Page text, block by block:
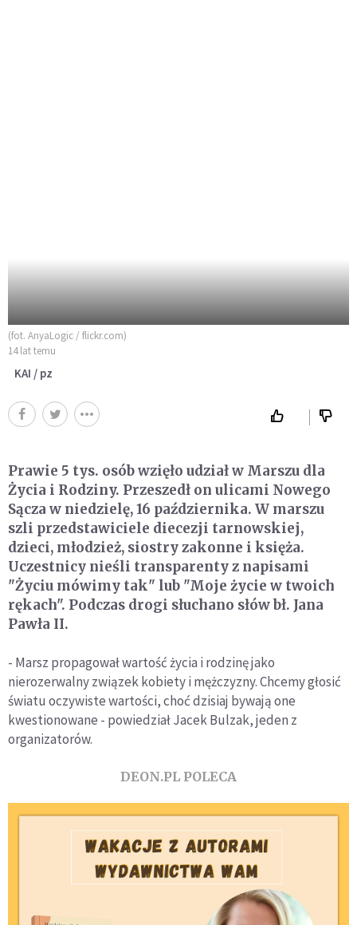
(fot. AnyaLogic / flickr.com)
14 lat temu
KAI / pz
Prawie 5 tys. osób wzięło udział w Marszu dla
Życia i Rodziny. Przeszedł on ulicami Nowego
Sącza w niedzielę, 16 października. W marszu
szli przedstawiciele diecezji tarnowskiej,
dzieci, młodzież, siostry zakonne i księża.
Uczestnicy nieśli transparenty z napisami
"Życiu mówimy tak" lub "Moje życie w twoich
rękach". Podczas drogi słuchano słów bł. Jana
Pawła II.
- Marsz propagował wartość życia i rodzinę jako
nierozerwalny związek kobiety i mężczyzny. Chcemy głosić
światu oczywiste wartości, choć dzisiaj bywają one
kwestionowane - powiedział Jacek Bulzak, jeden z
organizatorów.
DEON.PL POLECA